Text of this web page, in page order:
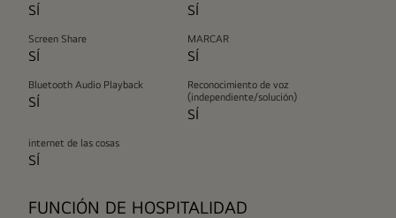
SÍ SÍ
Screen Share
SÍ
MARCAR
SÍ
Bluetooth Audio Playback
SÍ
Reconocimiento de voz
(independiente/solución)
SÍ
internet de las cosas
SÍ
FUNCIÓN DE HOSPITALIDAD